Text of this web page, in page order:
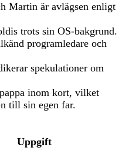
Martin är avlägsen enligt
trots sin OS-bakgrund.
programledare och
spekulationer om
inom kort, vilket
till sin egen far.
Uppgift